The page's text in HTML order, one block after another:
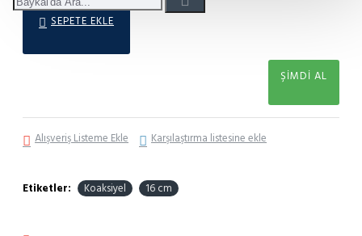
SEPETE EKLE
ŞIMDI AL
Alışveriş Listeme Ekle Karşılaştırma listesine ekle
Etiketler: Koaksiyel 16 cm